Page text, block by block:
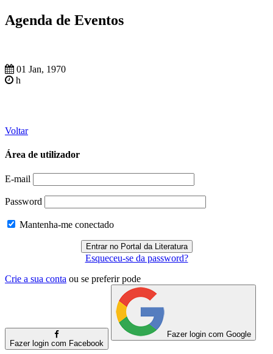
Agenda de Eventos
01 Jan, 1970
h
Voltar
Área de utilizador
E-mail
Password
Mantenha-me conectado
Esqueceu-se da password?
Crie a sua conta ou se preferir pode
Fazer login com Facebook
Fazer login com Google